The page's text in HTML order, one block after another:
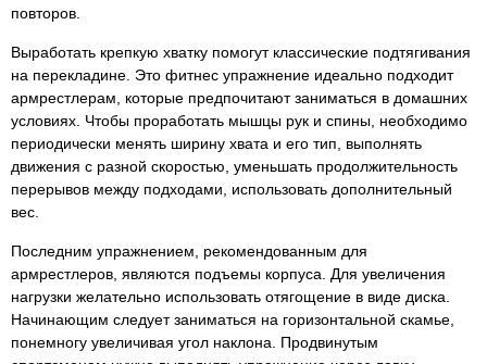
повторов.
Выработать крепкую хватку помогут классические подтягивания
на перекладине. Это фитнес упражнение идеально подходит
армрестлерам, которые предпочитают заниматься в домашних
условиях. Чтобы проработать мышцы рук и спины, необходимо
периодически менять ширину хвата и его тип, выполнять
движения с разной скоростью, уменьшать продолжительность
перерывов между подходами, использовать дополнительный
вес.
Последним упражнением, рекомендованным для
армрестлеров, являются подъемы корпуса. Для увеличения
нагрузки желательно использовать отягощение в виде диска.
Начинающим следует заниматься на горизонтальной скамье,
понемногу увеличивая угол наклона. Продвинутым